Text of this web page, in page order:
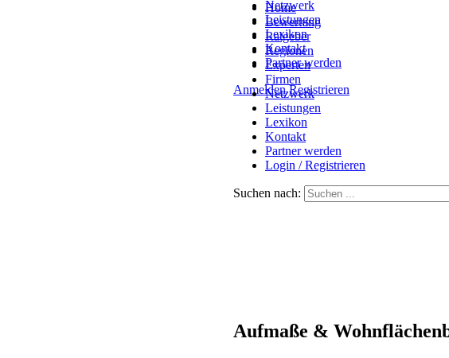
Netzwerk
Leistungen
Lexikon
Kontakt
Partner werden
Anmelden Registrieren
Home
Bewertung
Ratgeber
Regionen
Experten
Firmen
Netzwerk
Leistungen
Lexikon
Kontakt
Partner werden
Login / Registrieren
Suchen nach:
Aufmaße &